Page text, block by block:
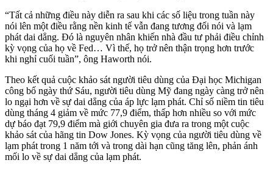
“Tất cả những điều này diễn ra sau khi các số liệu trong tuần này
nói lên một điều rằng nền kinh tế vẫn đang tương đối nói và lạm
phát dai dẳng. Đó là nguyên nhân khiến nhà đầu tư phải điều chỉnh
kỳ vọng của họ về Fed… Vì thế, họ trở nên thận trọng hơn trước
khi nghỉ cuối tuần”, ông Haworth nói.
Theo kết quả cuộc khảo sát người tiêu dùng của Đại học Michigan
công bố ngày thứ Sáu, người tiêu dùng Mỹ đang ngày càng trở nên
lo ngại hơn về sự dai dẳng của áp lực lạm phát. Chỉ số niềm tin tiêu
dùng tháng 4 giảm về mức 77,9 điểm, thấp hơn nhiều so với mức
dự báo đạt 79,9 điểm mà giới chuyên gia đưa ra trong một cuộc
khảo sát của hãng tin Dow Jones. Kỳ vọng của người tiêu dùng về
lạm phát trong 1 năm tới và trong dài hạn cũng tăng lên, phản ánh
mối lo về sự dai dẳng của lạm phát.